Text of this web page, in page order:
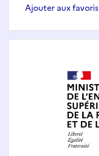
Ajouter aux favoris